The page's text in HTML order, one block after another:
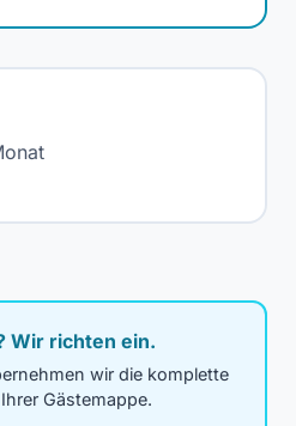
Wir richten ein.
wir die komplette
Gästemappe.